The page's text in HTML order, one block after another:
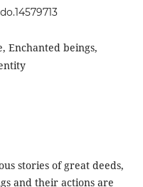
Enchanted beings,
stories of great deeds,
and their actions are